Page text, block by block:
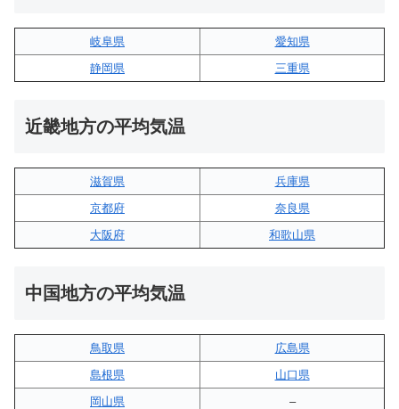
岐阜県
愛知県
静岡県
三重県
近畿地方の平均気温
滋賀県
兵庫県
京都府
奈良県
大阪府
和歌山県
中国地方の平均気温
鳥取県
広島県
島根県
山口県
岡山県
–